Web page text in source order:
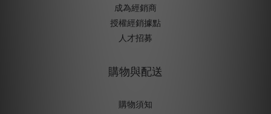
成為經銷商
授權經銷據點
人才招募
購物與配送
購物須知